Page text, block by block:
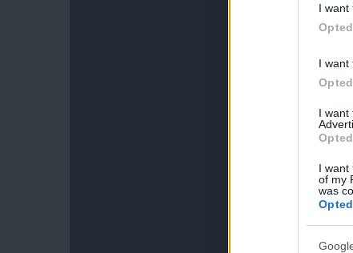
I want
I want
I want
I want
of my
was